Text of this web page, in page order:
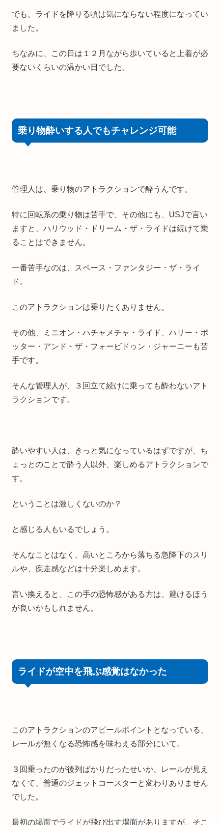
でも、ライドを降りる頃は気にならない程度になってい
ました。
ちなみに、この日は１２月ながら歩いていると上着が必
要ないくらいの温かい日でした。
乗り物酔いする人でもチャレンジ可能
管理人は、乗り物のアトラクションで酔うんです。
特に回転系の乗り物は苦手で、その他にも、USJで言い
ますと、ハリウッド・ドリーム・ザ・ライドは続けて乗
ることはできません。
一番苦手なのは、スペース・ファンタジー・ザ・ライ
ド。
このアトラクションは乗りたくありません。
その他、ミニオン・ハチャメチャ・ライド、ハリー・ポ
ッター・アンド・ザ・フォービドゥン・ジャーニーも苦
手です。
そんな管理人が、３回立て続けに乗っても酔わないアト
ラクションです。
酔いやすい人は、きっと気になっているはずですが、ち
ょっとのことで酔う人以外、楽しめるアトラクションで
す。
ということは激しくないのか？
と感じる人もいるでしょう。
そんなことはなく、高いところから落ちる急降下のスリ
ルや、疾走感などは十分楽しめます。
言い換えると、この手の恐怖感がある方は、避けるほう
が良いかもしれません。
ライドが空中を飛ぶ感覚はなかった
このアトラクションのアピールポイントとなっている、
レールが無くなる恐怖感を味わえる部分にいて。
３回乗ったのが後列ばかりだったせいか、レールが見え
なくて、普通のジェットコースターと変わりありません
でした。
最初の場面でライドが飛び出す場面がありますが、そこ